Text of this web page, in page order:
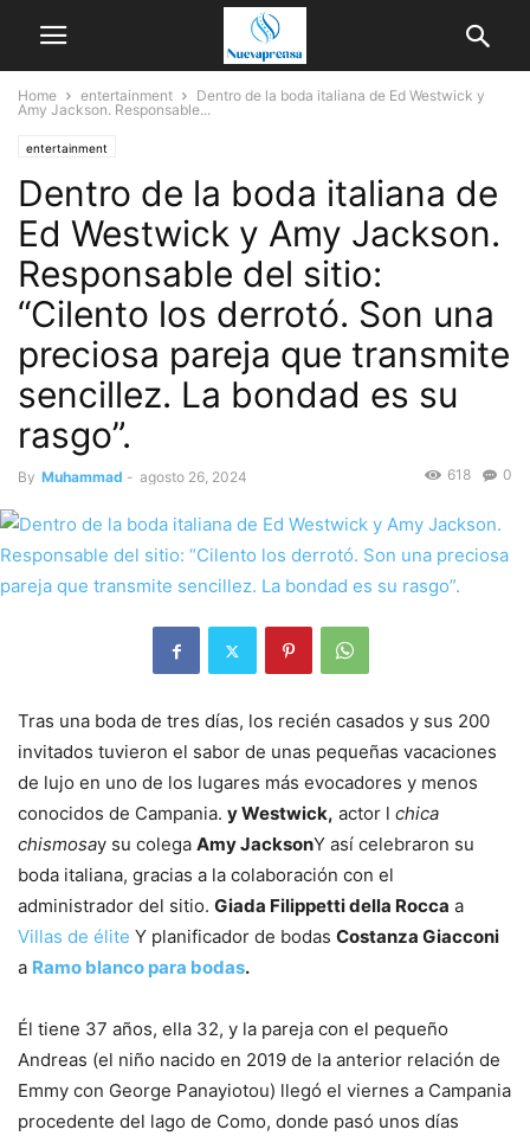
Home entertainment
Dentro de la boda italiana de Ed Westwick y
Amy Jackson. Responsable...
entertainment
Dentro de la boda italiana de
Ed Westwick y Amy Jackson.
Responsable del sitio:
“Cilento los derrotó. Son una
preciosa pareja que transmite
sencillez. La bondad es su
rasgo”.
By Muhammad - agosto 26, 2024 0
618
Tras una boda de tres días, los recién casados ​​y sus 200
invitados tuvieron el sabor de unas pequeñas vacaciones
de lujo en uno de los lugares más evocadores y menos
conocidos de Campania. y Westwick, actor l chica
chismosay su colega Amy JacksonY así celebraron su
boda italiana, gracias a la colaboración con el
administrador del sitio. Giada Filippetti della Rocca a
Villas de élite Y planificador de bodas Costanza Giacconi
a Ramo blanco para bodas.
Él tiene 37 años, ella 32, y la pareja con el pequeño
Andreas (el niño nacido en 2019 de la anterior relación de
Emmy con George Panayiotou) llegó el viernes a Campania
procedente del lago de Como, donde pasó unos días